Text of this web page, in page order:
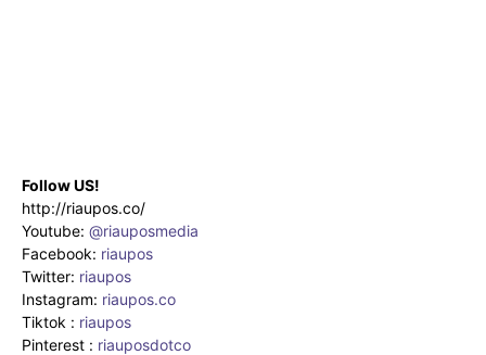
Follow US!
http://riaupos.co/
Youtube: @riauposmedia
Facebook: riaupos
Twitter: riaupos
Instagram: riaupos.co
Tiktok : riaupos
Pinterest : riauposdotco